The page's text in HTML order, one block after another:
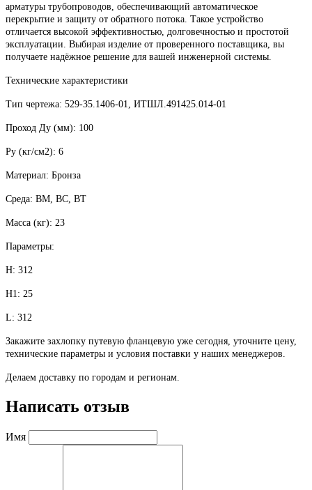
арматуры трубопроводов, обеспечивающий автоматическое
перекрытие и защиту от обратного потока. Такое устройство
отличается высокой эффективностью, долговечностью и простотой
эксплуатации. Выбирая изделие от проверенного поставщика, вы
получаете надёжное решение для вашей инженерной системы.
Технические характеристики
Тип чертежа: 529-35.1406-01, ИТШЛ.491425.014-01
Проход Ду (мм): 100
Py (кг/см2): 6
Материал: Бронза
Среда: ВМ, ВС, ВТ
Масса (кг): 23
Параметры:
H: 312
H1: 25
L: 312
Закажите захлопку путевую фланцевую уже сегодня, уточните цену,
технические параметры и условия поставки у наших менеджеров.
Делаем доставку по городам и регионам.
Написать отзыв
Имя